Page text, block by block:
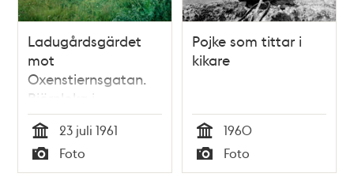
Ladugårdsgärdet
mot
Oxenstiernsgatan.
Björnloka i
förgrunden
Tid
23 juli 1961
Typ
Foto
Pojke som tittar i
kikare
Tid
1960
Typ
Foto